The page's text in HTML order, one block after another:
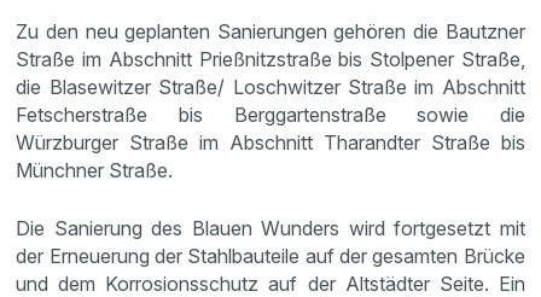
Zu den neu geplanten Sanierungen gehören die Bautzner
Straße im Abschnitt Prießnitzstraße bis Stolpener Straße,
die Blasewitzer Straße/ Loschwitzer Straße im Abschnitt
Fetscherstraße bis Berggartenstraße sowie die
Würzburger Straße im Abschnitt Tharandter Straße bis
Münchner Straße.
Die Sanierung des Blauen Wunders wird fortgesetzt mit
der Erneuerung der Stahlbauteile auf der gesamten Brücke
und dem Korrosionsschutz auf der Altstädter Seite. Ein